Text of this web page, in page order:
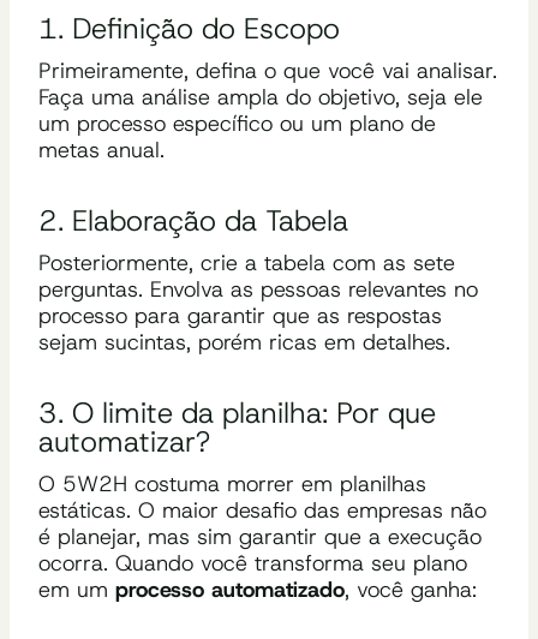
1. Definição do Escopo
Primeiramente, defina o que você vai analisar.
Faça uma análise ampla do objetivo, seja ele
um processo específico ou um plano de
metas anual.
2. Elaboração da Tabela
Posteriormente, crie a tabela com as sete
perguntas. Envolva as pessoas relevantes no
processo para garantir que as respostas
sejam sucintas, porém ricas em detalhes.
3. O limite da planilha: Por que
automatizar?
O 5W2H costuma morrer em planilhas
estáticas. O maior desafio das empresas não
é planejar, mas sim garantir que a execução
ocorra. Quando você transforma seu plano
em um processo automatizado, você ganha: